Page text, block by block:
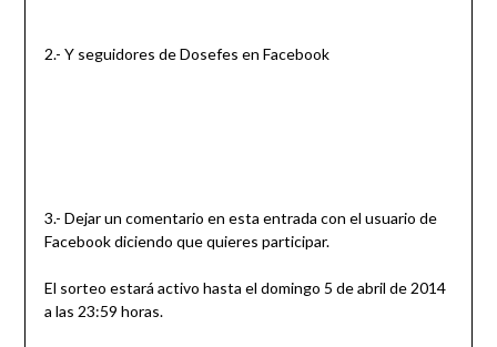
2.- Y seguidores de Dosefes en Facebook
3.- Dejar un comentario en esta entrada con el usuario de
Facebook diciendo que quieres participar.
El sorteo estará activo hasta el domingo 5 de abril de 2014
a las 23:59 horas.